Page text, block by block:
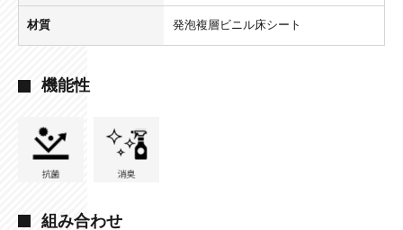
材質 発泡複層ビニル床シート
機能性
組み合わせ